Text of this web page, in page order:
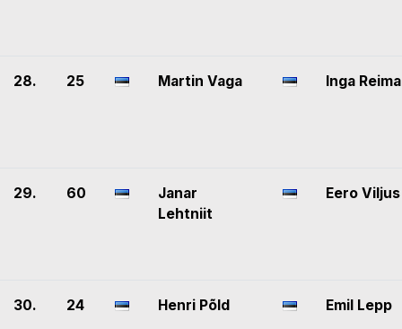
28. 25 Martin Vaga Inga
29. 60
Janar
Lehtniit
Eero Viljus
30. 24 Henri Põld Emil Lepp